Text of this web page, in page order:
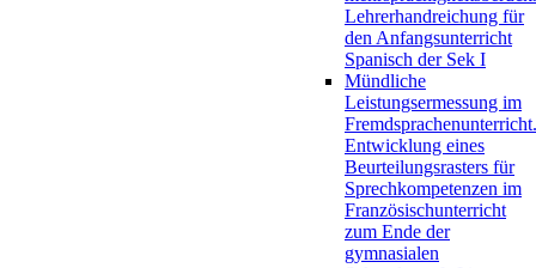
Lehrerhandreichung für
den Anfangsunterricht
Spanisch der Sek I
Mündliche
Leistungsermessung im
Fremdsprachenunterricht.
Entwicklung eines
Beurteilungsrasters für
Sprechkompetenzen im
Französischunterricht
zum Ende der
gymnasialen